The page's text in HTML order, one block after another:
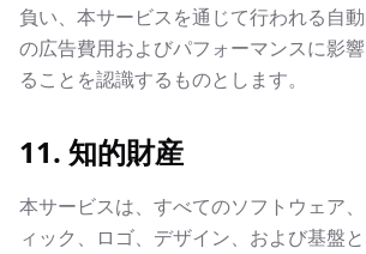
負い、本サービスを通じて行われる自
の広告費用およびパフォーマンスに影
ることを認識するものとします。
11. 知的財産
本サービスは、すべてのソフトウェア
ィック、ロゴ、デザイン、および基盤と